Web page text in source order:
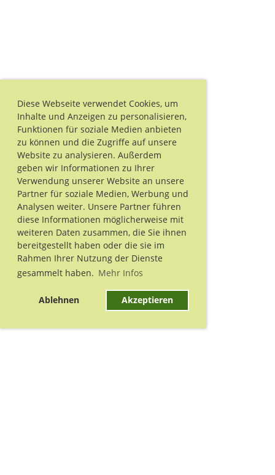
Diese Webseite verwendet Cookies, um
Inhalte und Anzeigen zu personalisieren,
Funktionen für soziale Medien anbieten
zu können und die Zugriffe auf unsere
Website zu analysieren. Außerdem
geben wir Informationen zu Ihrer
Verwendung unserer Website an unsere
Partner für soziale Medien, Werbung und
Analysen weiter. Unsere Partner führen
diese Informationen möglicherweise mit
weiteren Daten zusammen, die Sie ihnen
bereitgestellt haben oder die sie im
Rahmen Ihrer Nutzung der Dienste
gesammelt haben. Mehr Infos
Ablehnen Akzeptieren